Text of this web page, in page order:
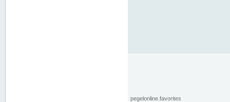
pegelonline.favorites